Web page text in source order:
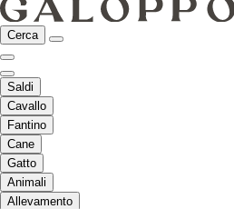
Cerca
Saldi
Cavallo
Fantino
Cane
Gatto
Animali
Allevamento